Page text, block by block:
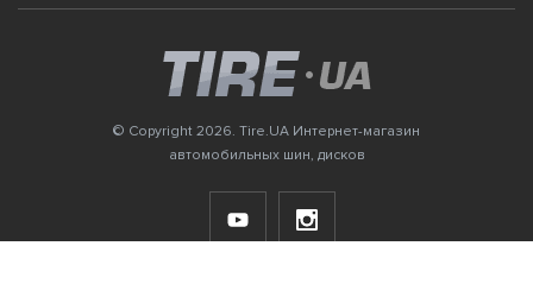
© Copyright 2026. Tire.UA Интернет-магазин
автомобильных шин, дисков